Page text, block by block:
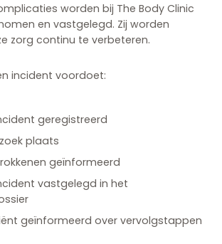
worden bij The Body Clinic
en vastgelegd. Zij worden
zorg continu te verbeteren.
incident voordoet:
geregistreerd
plaats
geïnformeerd
vastgelegd in het
geïnformeerd over vervolgstappen